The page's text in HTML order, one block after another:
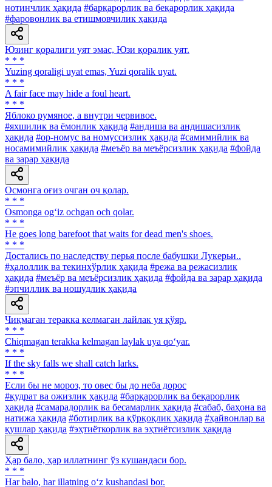
нотинчлик ҳақида #барқарорлик ва беқарорлик ҳақида
#фаровонлик ва етишмовчилик ҳақида
Юзинг қоралиги уят эмас, Юзи қоралик уят.
* * *
Yuzing qoraligi uyat emas, Yuzi qoralik uyat.
* * *
A fair face may hide a foul heart.
* * *
Яблоко румяное, а внутри червивое.
#яхшилик ва ёмонлик ҳақида #андиша ва андишасизлик
ҳақида #ор-номус ва номуссизлик ҳақида #самимийлик ва
носамимийлик ҳақида #меъёр ва меъёрсизлик ҳақида #фойда
ва зарар ҳақида
Осмонга оғиз очган оч қолар.
* * *
Osmonga og‘iz ochgan och qolar.
* * *
Не goes long barefoot that waits for dead men's shoes.
* * *
Достались по наследству перья после бабушки Лукерьи..
#ҳалоллик ва текинхўрлик ҳақида #режа ва режасизлик
ҳақида #меъёр ва меъёрсизлик ҳақида #фойда ва зарар ҳақида
#эпчиллик ва ношудлик ҳақида
Чиқмаган теракка келмаган лайлак уя қўяр.
* * *
Chiqmagan terakka kelmagan laylak uya qo‘yar.
* * *
If the sky falls we shall catch larks.
* * *
Если бы не мороз, то овес бы до неба дорос
#қудрат ва ожизлик ҳақида #барқарорлик ва беқарорлик
ҳақида #самарадорлик ва бесамарлик ҳақида #сабаб, баҳона ва
натижа ҳақида #ботирлик ва қўрқоқлик ҳақида #ҳайвонлар ва
қушлар ҳақида #эҳтиёткорлик ва эҳтиётсизлик ҳақида
Ҳар бало, ҳар иллатнинг ўз кушандаси бор.
* * *
Har balo, har illatning o‘z kushandasi bor.